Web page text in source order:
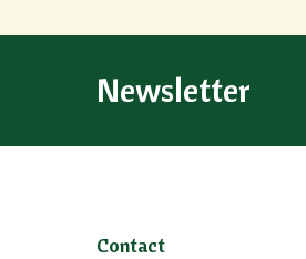
Newsletter
Contact